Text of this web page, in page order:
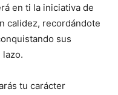
en ti la iniciativa de
calidez, recordándote
sus
tu carácter